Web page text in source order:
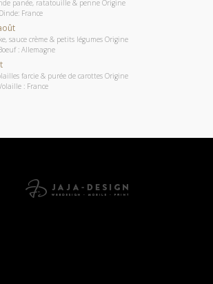
panée, ratatouille & penne Origine
France
sauce crème & petits légumes Origine
: Allemagne
farcie & purée de carottes Origine
: France